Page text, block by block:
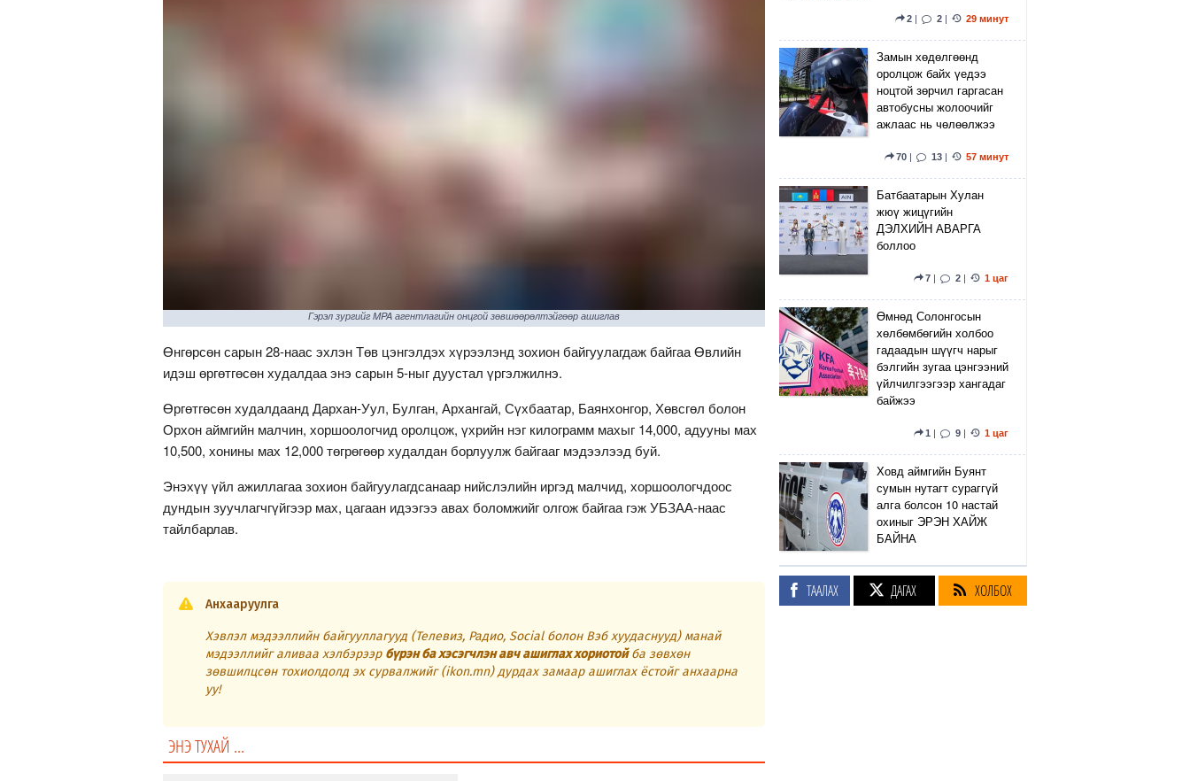
Гэрэл зургийг MPA агентлагийн онцгой зөвшөөрөлтэйгөөр ашиглав
Өнгөрсөн сарын 28-наас эхлэн Төв цэнгэлдэх хүрээлэнд зохион байгуулагдаж байгаа Өвлийн
идэш өргөтгөсөн худалдаа энэ сарын 5-ныг дуустал үргэлжилнэ.
Өргөтгөсөн худалдаанд Дархан-Уул, Булган, Архангай, Сүхбаатар, Баянхонгор, Хөвсгөл болон
Орхон аймгийн малчин, хоршоологчид оролцож, үхрийн нэг килограмм махыг 14,000, адууны мах
10,500, хонины мах 12,000 төгрөгөөр худалдан борлуулж байгааг мэдээлээд буй.
Энэхүү үйл ажиллагаа зохион байгуулагдсанаар нийслэлийн иргэд малчид, хоршоологчдоос
дундын зуучлагчгүйгээр мах, цагаан идээгээ авах боломжийг олгож байгаа гэж УБЗАА-наас
тайлбарлав.
Анхааруулга
Хэвлэл мэдээллийн байгууллагууд (Телевиз, Радио, Social болон Вэб хуудаснууд) манай
мэдээллийг аливаа хэлбэрээр бүрэн ба хэсэгчлэн авч ашиглах хориотойба зөвхөн
зөвшилцсөн тохиолдолд эх сурвалжийг (ikon.mn) дурдах замаар ашиглах ёстойг анхаарна
уу!
ЭНЭ ТУХАЙ ...
2 | 2 | 29 минут
Замын хөдөлгөөнд
оролцож байх үедээ
ноцтой зөрчил гаргасан
автобусны жолоочийг
ажлаас нь чөлөөлжээ
70 | 13 | 57 минут
Батбаатарын Хулан
жюү жицүгийн
ДЭЛХИЙН АВАРГА
боллоо
7 | 2 | 1 цаг
Өмнөд Солонгосын
хөлбөмбөгийн холбоо
гадаадын шүүгч нарыг
бэлгийн зугаа цэнгээний
үйлчилгээгээр хангадаг
байжээ
1 | 9 | 1 цаг
Ховд аймгийн Буянт
сумын нутагт сураггүй
алга болсон 10 настай
охиныг ЭРЭН ХАЙЖ
БАЙНА
Тэтгэврийн нөөц
ТААЛАХ ДАГАХ ХОЛБОХ